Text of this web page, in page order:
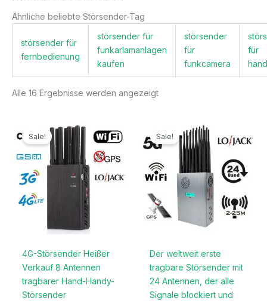
Ähnliche beliebte Störsender-Tag
störsender für
fernbedienung
störsender für
funkarlamanlagen
kaufen
störsender
für
funkcamera
für
Alle 16 Ergebnisse werden angezeigt
Sale!
4G-Störsender Heißer
Verkauf 8 Antennen
tragbarer Hand-Handy-
Störsender
Preis
war:
499,99€
Preis
ist:
199,99€.
Sale!
Der weltweit erste
tragbare Störsender mit
24 Antennen, der alle
Signale blockiert und
Preis
war:
1.299,00€
ist: